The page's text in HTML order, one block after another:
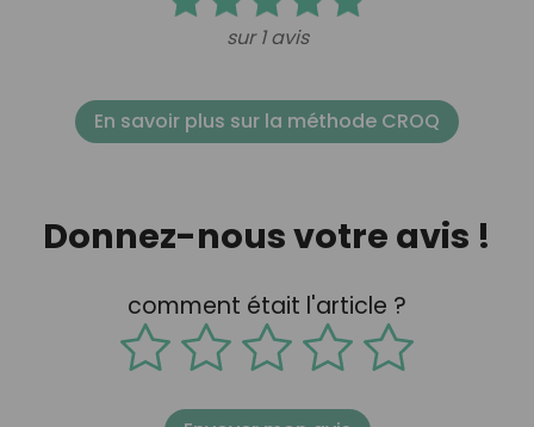
sur 1 avis
En savoir plus sur la méthode CROQ
Donnez-nous votre avis !
comment était l'article ?